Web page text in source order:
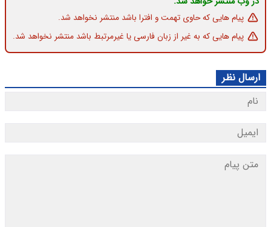
پیام هایی که حاوی تهمت و افترا باشد منتشر نخواهد شد.
پیام هایی که به غیر از زبان فارسی یا غیرمرتبط باشد منتشر نخواهد شد.
ارسال نظر